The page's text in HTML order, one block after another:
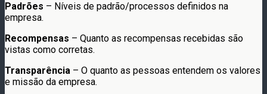
Padrões – Níveis de padrão/processos definidos na
empresa.
Recompensas – Quanto as recompensas recebidas são
vistas como corretas.
Transparência – O quanto as pessoas entendem os valores
e missão da empresa.